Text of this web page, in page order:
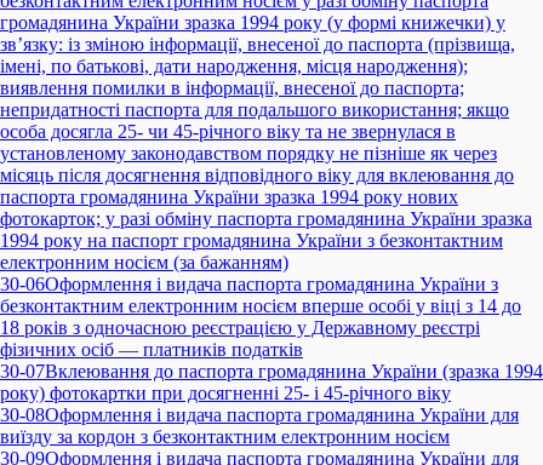
громадянина України зразка 1994 року (у формі книжечки) у
зв’язку: із зміною інформації, внесеної до паспорта (прізвища,
імені, по батькові, дати народження, місця народження);
виявлення помилки в інформації, внесеної до паспорта;
непридатності паспорта для подальшого використання; якщо
особа досягла 25- чи 45-річного віку та не звернулася в
установленому законодавством порядку не пізніше як через
місяць після досягнення відповідного віку для вклеювання до
паспорта громадянина України зразка 1994 року нових
фотокарток; у разі обміну паспорта громадянина України зразка
1994 року на паспорт громадянина України з безконтактним
електронним носієм (за бажанням)
30-06Оформлення і видача паспорта громадянина України з
безконтактним електронним носієм вперше особі у віці з 14 до
18 років з одночасною реєстрацією у Державному реєстрі
фізичних осіб — платників податків
30-07Вклеювання до паспорта громадянина України (зразка 1994
року) фотокартки при досягненні 25- і 45-річного віку
30-08Оформлення і видача паспорта громадянина України для
виїзду за кордон з безконтактним електронним носієм
30-09Оформлення і видача паспорта громадянина України для